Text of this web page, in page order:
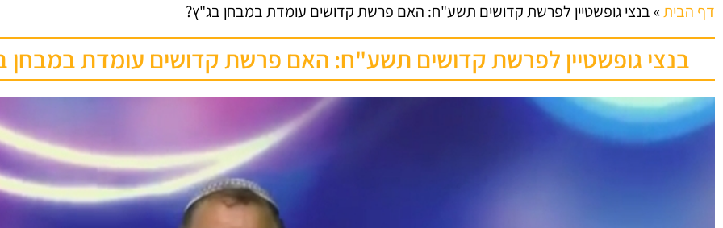
דף הבית» בנצי גופשטיין לפרשת קדושים תשע"ח: האם פרשת קדושים עומדת במבחן בג"ץ?
בנצי גופשטיין לפרשת קדושים תשע"ח: האם פרשת קדושים עומדת במבחן